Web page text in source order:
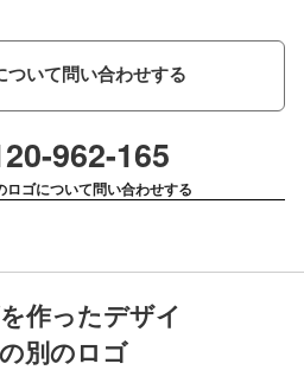
ついて問い合わせする
962-165
ロゴについて問い合わせする
作ったデザイ
別のロゴ